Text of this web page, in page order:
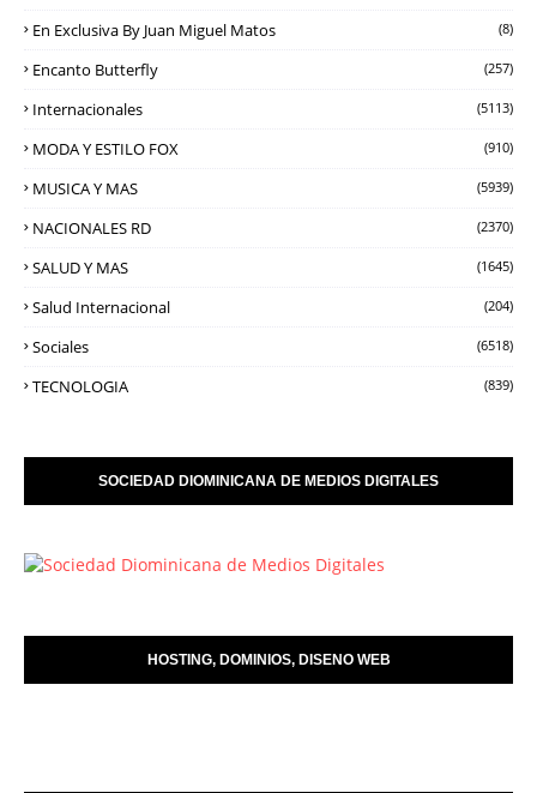
En Exclusiva By Juan Miguel Matos (8)
Encanto Butterfly (257)
Internacionales (5113)
MODA Y ESTILO FOX (910)
MUSICA Y MAS (5939)
NACIONALES RD (2370)
SALUD Y MAS (1645)
Salud Internacional (204)
Sociales (6518)
TECNOLOGIA (839)
SOCIEDAD DIOMINICANA DE MEDIOS DIGITALES
HOSTING, DOMINIOS, DISENO WEB